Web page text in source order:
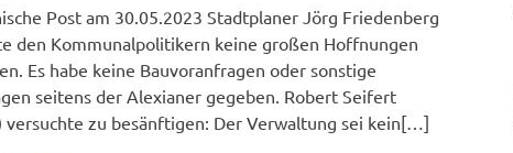
Post am 30.05.2023 Stadtplaner Jörg Friedenberg
den Kommunalpolitikern keine großen Hoffnungen
Es habe keine Bauvoranfragen oder sonstige
seitens der Alexianer gegeben. Robert Seifert
versuchte zu besänftigen: Der Verwaltung sei kein[…]